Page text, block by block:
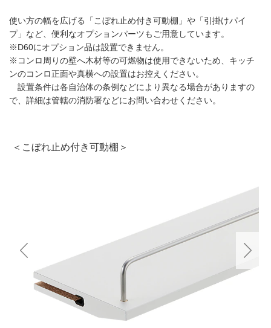
使い方の幅を広げる「こぼれ止め付き可動棚」や「引掛けパイ
プ」など、便利なオプションパーツもご用意しています。
※D60にオプション品は設置できません。
※コンロ周りの壁へ木材等の可燃物は使用できないため、キッチ
ンのコンロ正面や真横への設置はお控えください。
設置条件は各自治体の条例などにより異なる場合がありますの
で、詳細は管轄の消防署などにお問い合わせください。
＜こぼれ止め付き可動棚＞